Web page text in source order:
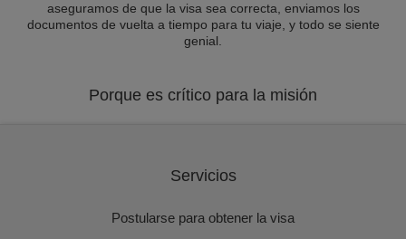
aseguramos de que la visa sea correcta, enviamos los
documentos de vuelta a tiempo para tu viaje, y todo se siente
genial.
Porque es crítico para la misión
Servicios
Postularse para obtener la visa